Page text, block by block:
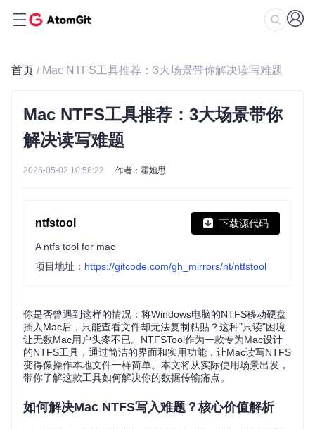
首页 / Mac NTFS工具推荐：3大场景带你解决读写难题
Mac NTFS工具推荐：3大场景带你
解决读写难题
2026-05-02 10:56:22 作者：霍妲思
ntfstool 下载源代码
A ntfs tool for mac
项目地址： https://gitcode.com/gh_mirrors/nt/ntfstool
你是否曾遇到这样的情况：将Windows电脑的NTFS移动硬盘
插入Mac后，只能查看文件却无法复制粘贴？这种"只读"困境
让无数Mac用户头疼不已。NTFSTool作为一款专为Mac设计
的NTFS工具，通过简洁的界面和实用功能，让Mac读写NTFS
变得像操作本地文件一样简单。本文将从实际使用场景出发，
带你了解这款工具如何解决你的数据传输痛点。
如何解决Mac NTFS写入难题？核心价值解析